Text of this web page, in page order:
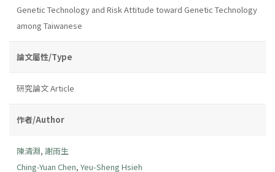
Genetic Technology and Risk Attitude toward Genetic Technology
among Taiwanese
論文屬性/Type
研究論文 Article
作者/Author
陳清淵, 謝雨生
Ching-Yuan Chen, Yeu-Sheng Hsieh